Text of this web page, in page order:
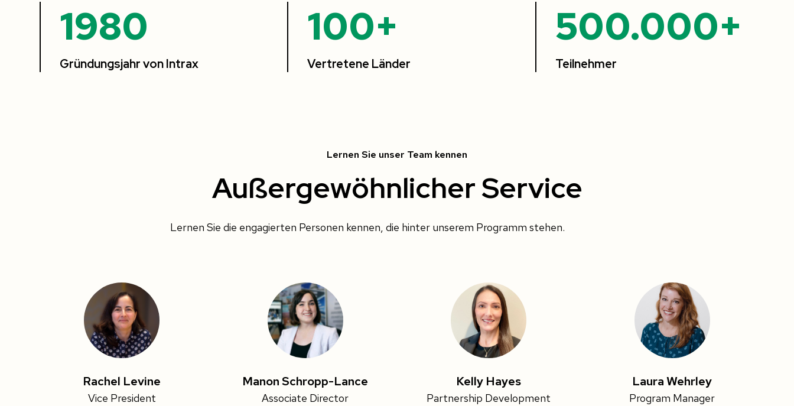
1980
Gründungsjahr von Intrax
100+
Vertretene Länder
500.000+
Teilnehmer
Lernen Sie unser Team kennen
Außergewöhnlicher Service
Lernen Sie die engagierten Personen kennen, die hinter unserem Programm stehen.
Rachel Levine
Vice President
Manon Schropp-Lance
Associate Director
Kelly Hayes
Partnership Development
Laura Wehrley
Program Manager